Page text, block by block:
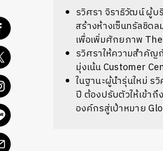
รวิศรา จิราธิวัฒน์ ผู้บ
สร้างห้างเซ็นทรัลชิด
เพื่อเพิ่มศักยภาพ
รวิศราให้ความสำคั
มุ่งเน้น Customer
ในฐานะผู้นำรุ่นใหม่
ปี ต้องปรับตัวให้เข้า
องค์กรสู่เป้าหมาย